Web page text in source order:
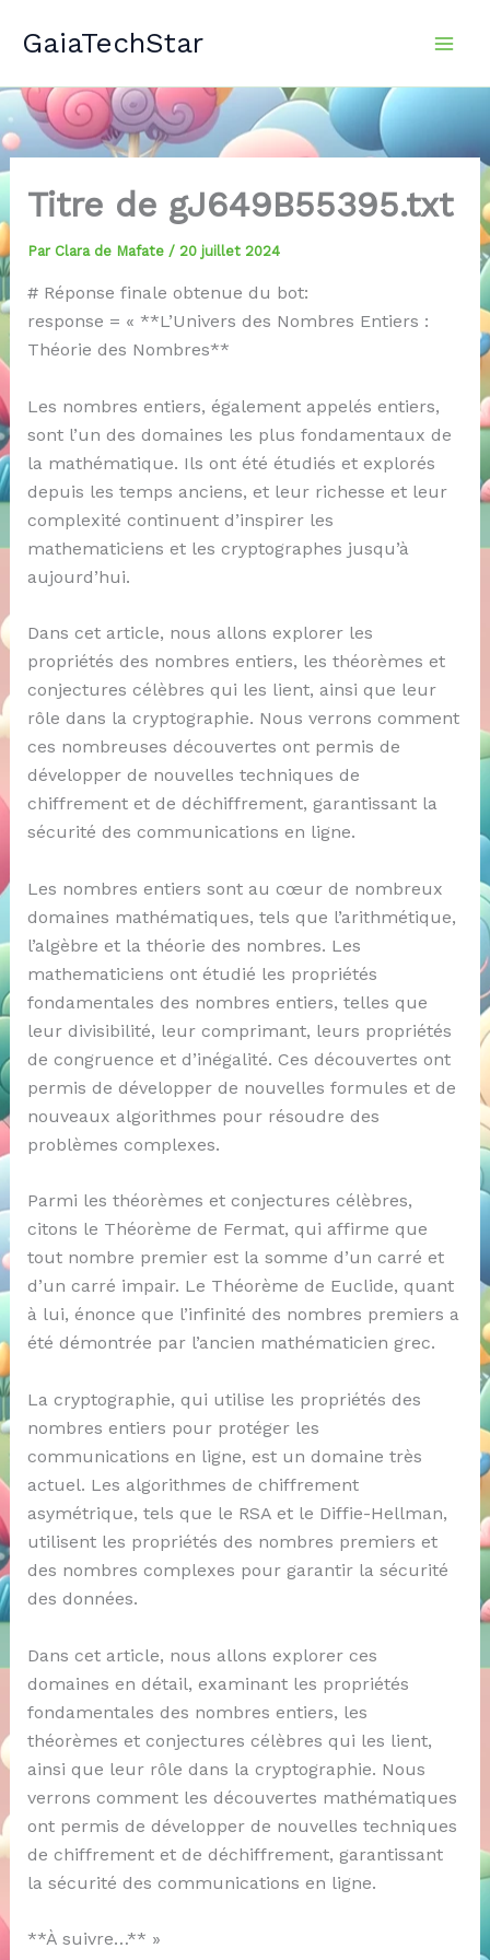
GaiaTechStar
Titre de gJ649B55395.txt
Par Clara de Mafate / 20 juillet 2024
# Réponse finale obtenue du bot:
response = « **L’Univers des Nombres Entiers :
Théorie des Nombres**
Les nombres entiers, également appelés entiers,
sont l’un des domaines les plus fondamentaux de
la mathématique. Ils ont été étudiés et explorés
depuis les temps anciens, et leur richesse et leur
complexité continuent d’inspirer les
mathematiciens et les cryptographes jusqu’à
aujourd’hui.
Dans cet article, nous allons explorer les
propriétés des nombres entiers, les théorèmes et
conjectures célèbres qui les lient, ainsi que leur
rôle dans la cryptographie. Nous verrons comment
ces nombreuses découvertes ont permis de
développer de nouvelles techniques de
chiffrement et de déchiffrement, garantissant la
sécurité des communications en ligne.
Les nombres entiers sont au cœur de nombreux
domaines mathématiques, tels que l’arithmétique,
l’algèbre et la théorie des nombres. Les
mathematiciens ont étudié les propriétés
fondamentales des nombres entiers, telles que
leur divisibilité, leur comprimant, leurs propriétés
de congruence et d’inégalité. Ces découvertes ont
permis de développer de nouvelles formules et de
nouveaux algorithmes pour résoudre des
problèmes complexes.
Parmi les théorèmes et conjectures célèbres,
citons le Théorème de Fermat, qui affirme que
tout nombre premier est la somme d’un carré et
d’un carré impair. Le Théorème de Euclide, quant
à lui, énonce que l’infinité des nombres premiers a
été démontrée par l’ancien mathématicien grec.
La cryptographie, qui utilise les propriétés des
nombres entiers pour protéger les
communications en ligne, est un domaine très
actuel. Les algorithmes de chiffrement
asymétrique, tels que le RSA et le Diffie-Hellman,
utilisent les propriétés des nombres premiers et
des nombres complexes pour garantir la sécurité
des données.
Dans cet article, nous allons explorer ces
domaines en détail, examinant les propriétés
fondamentales des nombres entiers, les
théorèmes et conjectures célèbres qui les lient,
ainsi que leur rôle dans la cryptographie. Nous
verrons comment les découvertes mathématiques
ont permis de développer de nouvelles techniques
de chiffrement et de déchiffrement, garantissant
la sécurité des communications en ligne.
**À suivre…** »